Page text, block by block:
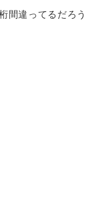
間違ってるだろう